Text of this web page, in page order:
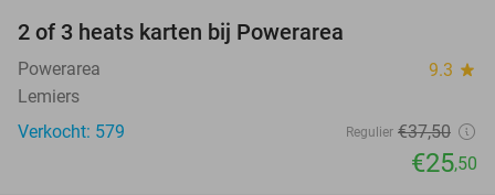
2 of 3 heats karten bij Powerarea
Powerarea 9.3 star
Lemiers
Verkocht: 579
Regulier €37,50
€25,50